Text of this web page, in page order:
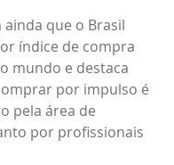
que o Brasil
índice de compra
mundo e destaca
por impulso é
pela área de
por profissionais